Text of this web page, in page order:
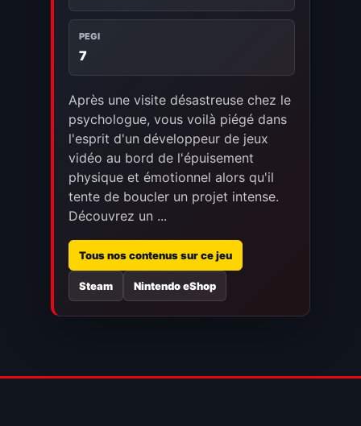
PEGI
7
Après une visite désastreuse chez le
psychologue, vous voilà piégé dans
l'esprit d'un développeur de jeux
vidéo au bord de l'épuisement
physique et émotionnel alors qu'il
tente de boucler un projet intense.
Découvrez un ...
Tous nos contenus sur ce jeu
Steam Nintendo eShop